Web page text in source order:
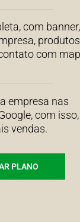
com banner,
com
empresa nas
com
vendas.
PLANO